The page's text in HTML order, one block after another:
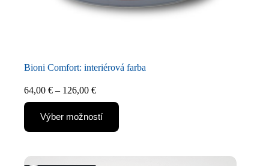
Bioni Comfort: interiérová farba
64,00 € – 126,00 €
Výber možností